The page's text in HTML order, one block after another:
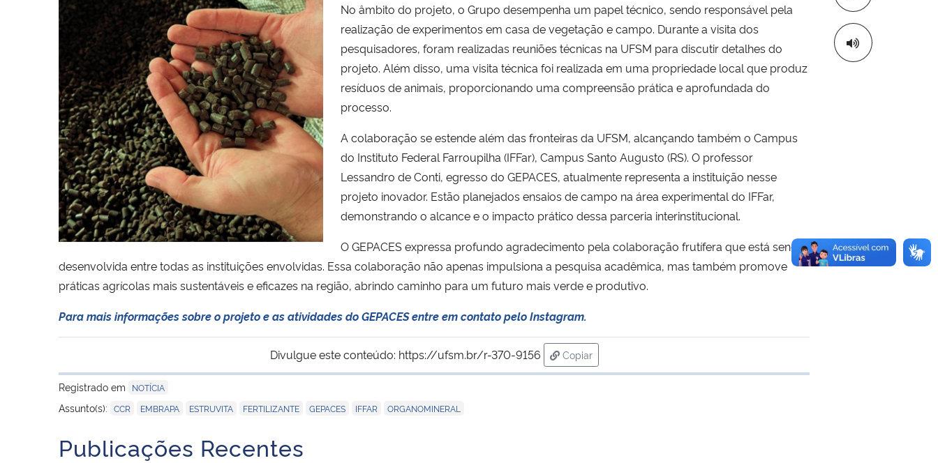
No âmbito do projeto, o Grupo desempenha um papel técnico, sendo responsável pela
realização de experimentos em casa de vegetação e campo. Durante a visita dos
pesquisadores, foram realizadas reuniões técnicas na UFSM para discutir detalhes do
projeto. Além disso, uma visita técnica foi realizada em uma propriedade local que produz
resíduos de animais, proporcionando uma compreensão prática e aprofundada do
processo.
A colaboração se estende além das fronteiras da UFSM, alcançando também o Campus
do Instituto Federal Farroupilha (IFFar), Campus Santo Augusto (RS). O professor
Lessandro de Conti, egresso do GEPACES, atualmente representa a instituição nesse
projeto inovador. Estão planejados ensaios de campo na área experimental do IFFar,
demonstrando o alcance e o impacto prático dessa parceria interinstitucional.
O GEPACES expressa profundo agradecimento pela colaboração frutífera que está sendo
desenvolvida entre todas as instituições envolvidas. Essa colaboração não apenas impulsiona a pesquisa acadêmica, mas também promove
práticas agrícolas mais sustentáveis e eficazes na região, abrindo caminho para um futuro mais verde e produtivo.
Para mais informações sobre o projeto e as atividades do GEPACES entre em contato pelo Instagram.
Divulgue este conteúdo: https://ufsm.br/r-370-9156
Copiar
para área de transferência
Registrado em
NOTÍCIA
Assunto(s): CCR EMBRAPA ESTRUVITA FERTILIZANTE GEPACES IFFAR ORGANOMINERAL
Publicações Recentes